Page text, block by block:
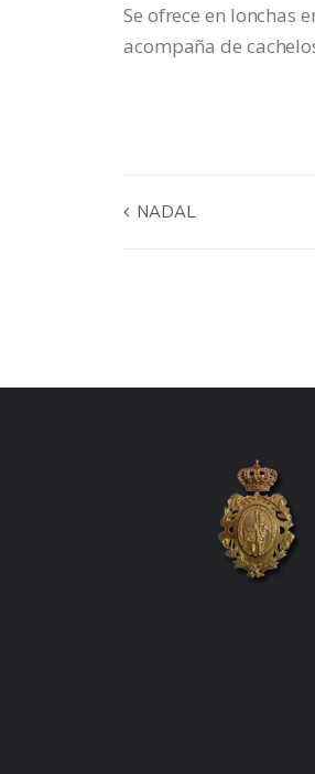
Se ofrece en lonchas
acompaña de
NADAL